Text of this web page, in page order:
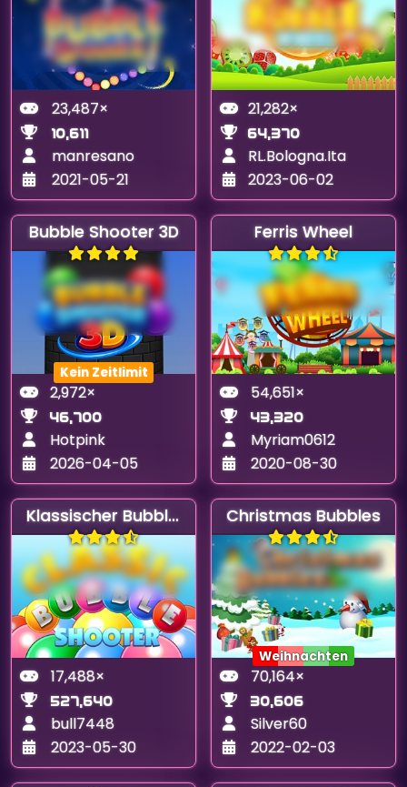
23,487×
10,611
manresano
2021-05-21
21,282×
64,370
RL.Bologna.Ita
2023-06-02
Bubble Shooter 3D
Kein Zeitlimit
2,972×
46,700
Hotpink
2026-04-05
Ferris Wheel
54,651×
43,320
Myriam0612
2020-08-30
Klassischer Bubble Shooter
17,488×
527,640
bull7448
2023-05-30
Christmas Bubbles
Weihnachten
70,164×
30,606
Silver60
2022-02-03